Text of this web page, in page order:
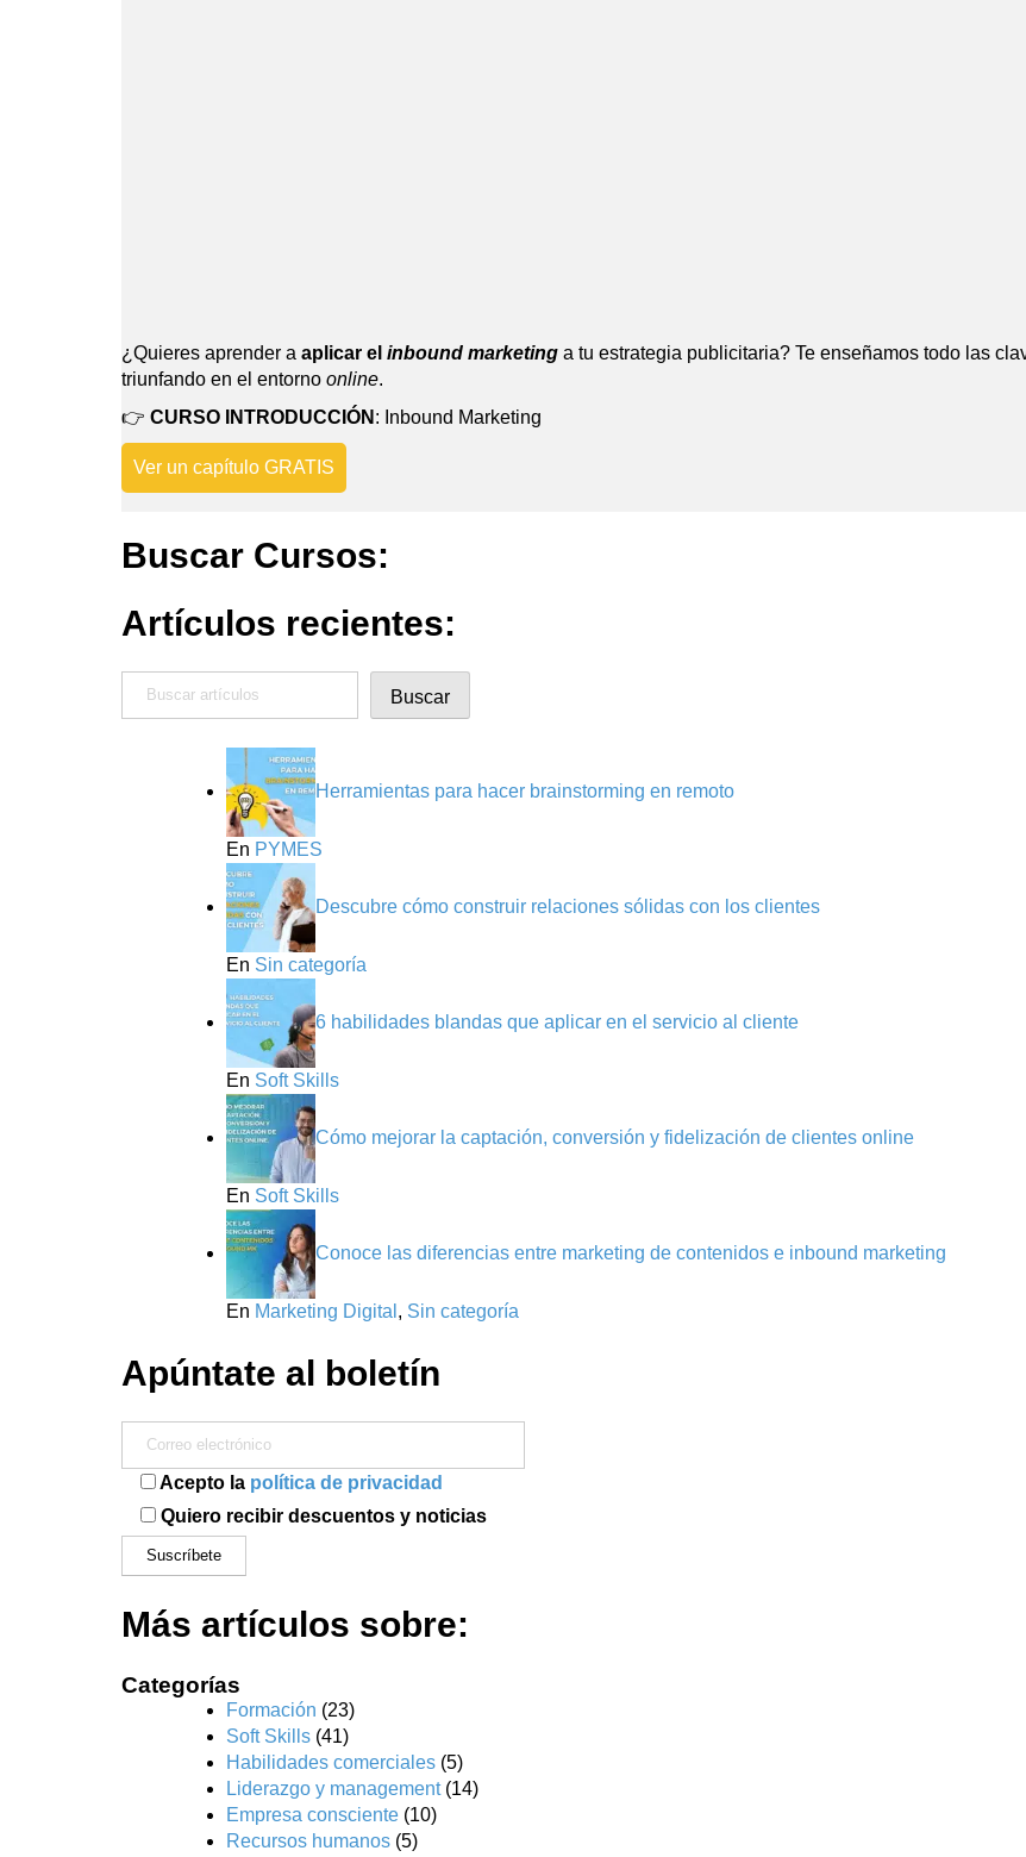
¿Quieres aprender a aplicar el inbound marketing a tu estrategia publicitaria? Te enseñamos todo las
triunfando en el entorno online.
👉 CURSO INTRODUCCIÓN : Inbound Marketing
Ver un capítulo GRATIS
Buscar Cursos:
Artículos recientes:
Buscar
Herramientas para hacer brainstorming en remoto
En PYMES
Descubre cómo construir relaciones sólidas con los clientes
En Sin categoría
6 habilidades blandas que aplicar en el servicio al cliente
En Soft Skills
Cómo mejorar la captación, conversión y fidelización de clientes online
En Soft Skills
Conoce las diferencias entre marketing de contenidos e inbound marketing
En Marketing Digital , Sin categoría
Apúntate al boletín
Acepto la política de privacidad
Quiero recibir descuentos y noticias
Más artículos sobre:
Categorías
Formación (23)
Soft Skills (41)
Habilidades comerciales (5)
Liderazgo y management(14)
Empresa consciente (10)
Recursos humanos (5)